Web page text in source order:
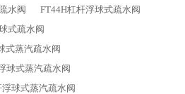
水阀
FT44H杠杆浮球式疏水阀
式疏水阀
式蒸汽疏水阀
球式蒸汽疏水阀
浮球式蒸汽疏水阀